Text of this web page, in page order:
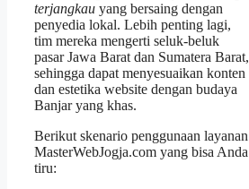
terjangkau yang bersaing dengan
penyedia lokal. Lebih penting lagi,
tim mereka mengerti seluk‑beluk
pasar Jawa Barat dan Sumatera Barat,
sehingga dapat menyesuaikan konten
dan estetika website dengan budaya
Banjar yang khas.
Berikut skenario penggunaan layanan
MasterWebJogja.com yang bisa Anda
tiru: